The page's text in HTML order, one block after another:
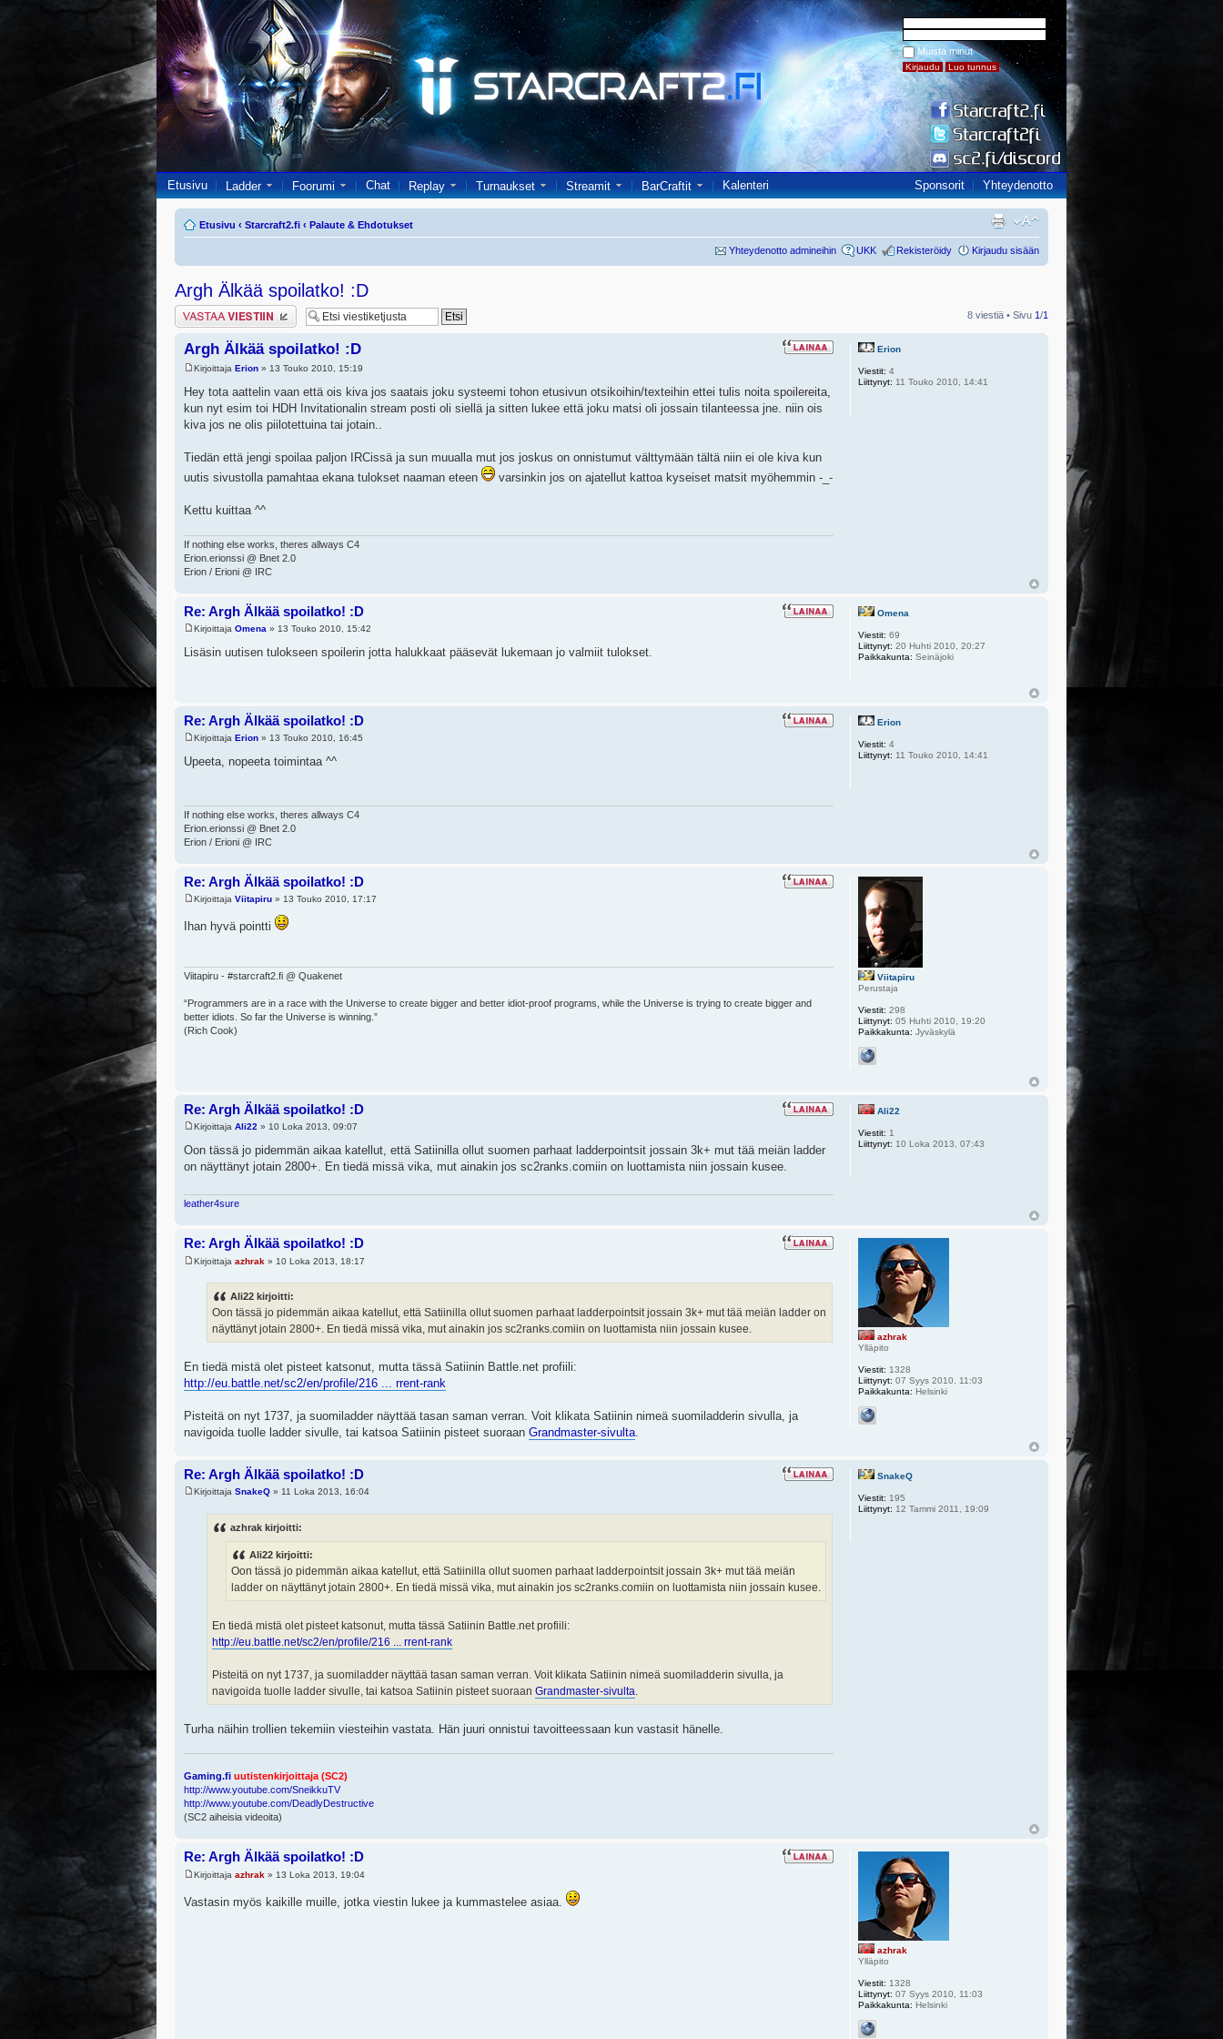
Muista minut
Etusivu Ladder Foorumi Chat Replay Turnaukset Streamit BarCraftit Kalenteri Sponsorit Yhteydenotto
Etusivu ‹ Starcraft2.fi ‹ Palaute & Ehdotukset
Yhteydenotto admineihin UKK Rekisteröidy Kirjaudu sisään
Argh Älkää spoilatko! :D
Lähetä vastaus 8 viestiä • Sivu 1/1
Argh Älkää spoilatko! :D
Kirjoittaja Erion » 13 Touko 2010, 15:19
Hey tota aattelin vaan että ois kiva jos saatais joku systeemi tohon etusivun otsikoihin/texteihin ettei tulis noita spoilereita,
kun nyt esim toi HDH Invitationalin stream posti oli siellä ja sitten lukee että joku matsi oli jossain tilanteessa jne. niin ois
kiva jos ne olis piilotettuina tai jotain..
Tiedän että jengi spoilaa paljon IRCissä ja sun muualla mut jos joskus on onnistumut välttymään tältä niin ei ole kiva kun
uutis sivustolla pamahtaa ekana tulokset naaman eteen
varsinkin jos on ajatellut kattoa kyseiset matsit myöhemmin -_-
Kettu kuittaa ^^
If nothing else works, theres allways C4
Erion.erionssi @ Bnet 2.0
Erion / Erioni @ IRC
Erion
Viestit: 4
Liittynyt: 11 Touko 2010, 14:41
Re: Argh Älkää spoilatko! :D
Kirjoittaja Omena » 13 Touko 2010, 15:42
Lisäsin uutisen tulokseen spoilerin jotta halukkaat pääsevät lukemaan jo valmiit tulokset.
Omena
Viestit: 69
Liittynyt: 20 Huhti 2010, 20:27
Paikkakunta: Seinäjoki
Re: Argh Älkää spoilatko! :D
Kirjoittaja Erion » 13 Touko 2010, 16:45
Upeeta, nopeeta toimintaa ^^
If nothing else works, theres allways C4
Erion.erionssi @ Bnet 2.0
Erion / Erioni @ IRC
Erion
Viestit: 4
Liittynyt: 11 Touko 2010, 14:41
Re: Argh Älkää spoilatko! :D
Kirjoittaja Viitapiru » 13 Touko 2010, 17:17
Ihan hyvä pointti
Viitapiru - #starcraft2.fi @ Quakenet
“Programmers are in a race with the Universe to create bigger and better idiot-proof programs, while the Universe is trying to create bigger and
better idiots. So far the Universe is winning.”
(Rich Cook)
Viitapiru
Perustaja
Viestit: 298
Liittynyt: 05 Huhti 2010, 19:20
Paikkakunta: Jyväskylä
Re: Argh Älkää spoilatko! :D
Kirjoittaja Ali22 » 10 Loka 2013, 09:07
Oon tässä jo pidemmän aikaa katellut, että Satiinilla ollut suomen parhaat ladderpointsit jossain 3k+ mut tää meiän ladder
on näyttänyt jotain 2800+. En tiedä missä vika, mut ainakin jos sc2ranks.comiin on luottamista niin jossain kusee.
leather4sure
Ali22
Viestit: 1
Liittynyt: 10 Loka 2013, 07:43
Re: Argh Älkää spoilatko! :D
Kirjoittaja azhrak » 10 Loka 2013, 18:17
Ali22 kirjoitti:
Oon tässä jo pidemmän aikaa katellut, että Satiinilla ollut suomen parhaat ladderpointsit jossain 3k+ mut tää meiän ladder on
näyttänyt jotain 2800+. En tiedä missä vika, mut ainakin jos sc2ranks.comiin on luottamista niin jossain kusee.
En tiedä mistä olet pisteet katsonut, mutta tässä Satiinin Battle.net profiili:
http://eu.battle.net/sc2/en/profile/216 ... rrent-rank
Pisteitä on nyt 1737, ja suomiladder näyttää tasan saman verran. Voit klikata Satiinin nimeä suomiladderin sivulla, ja
navigoida tuolle ladder sivulle, tai katsoa Satiinin pisteet suoraan Grandmaster-sivulta
azhrak
Ylläpito
Viestit: 1328
Liittynyt: 07 Syys 2010, 11:03
Paikkakunta: Helsinki
Re: Argh Älkää spoilatko! :D
Kirjoittaja SnakeQ » 11 Loka 2013, 16:04
azhrak kirjoitti:
Ali22 kirjoitti:
Oon tässä jo pidemmän aikaa katellut, että Satiinilla ollut suomen parhaat ladderpointsit jossain 3k+ mut tää meiän
ladder on näyttänyt jotain 2800+. En tiedä missä vika, mut ainakin jos sc2ranks.comiin on luottamista niin jossain kusee.
En tiedä mistä olet pisteet katsonut, mutta tässä Satiinin Battle.net profiili:
http://eu.battle.net/sc2/en/profile/216 ... rrent-rank
Pisteitä on nyt 1737, ja suomiladder näyttää tasan saman verran. Voit klikata Satiinin nimeä suomiladderin sivulla, ja
navigoida tuolle ladder sivulle, tai katsoa Satiinin pisteet suoraan Grandmaster-sivulta
Turha näihin trollien tekemiin viesteihin vastata. Hän juuri onnistui tavoitteessaan kun vastasit hänelle.
Gaming.fi uutistenkirjoittaja (SC2)
http://www.youtube.com/SneikkuTV
http://www.youtube.com/DeadlyDestructive
(SC2 aiheisia videoita)
SnakeQ
Viestit: 195
Liittynyt: 12 Tammi 2011, 19:09
Re: Argh Älkää spoilatko! :D
Kirjoittaja azhrak » 13 Loka 2013, 19:04
Vastasin myös kaikille muille, jotka viestin lukee ja kummastelee asiaa.
azhrak
Ylläpito
Viestit: 1328
Liittynyt: 07 Syys 2010, 11:03
Paikkakunta: Helsinki